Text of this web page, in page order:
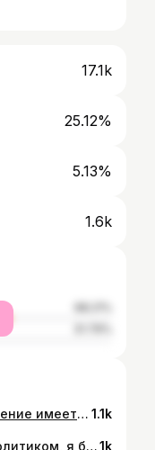
17.1k
25.12%
5.13%
1.6k
А теперь о серьезном… 📄Значение имеет договор, подписи на нём и дата подписания. Не нравится договор? Не подписывай. Подписал — исполняй. Не исполняешь — ты нарушитель договора, а значит не прав. Всё. Дальше только Сила. Победил — переписал договор. Не победил — значит агрессор и всё такое... И больше ничего. 💭 #мысливслух 1.1k
Если бы кто-то назвал меня политиком, я бы подумал, что он пытается немножко оскорбить меня. Тем более, что у меня уже был выборный опыт по 6-му округу. Я уступил 30 голосов ближайшему оппоненту и решил, что такие люди как я, с моими качествами и ценностями там не нужны. И вот спустя 10 лет на горизонте появилась партия, для которой люди важнее, чем новые кроссовки. Где запрещают давать обещания, которые не можешь выполнить. Где полярность мнений не недостаток, а набор инструментов и подходов к решению задач. Откликнулось. И я задумался, может быть я не правильно понимаю портрет политика? Поступило адекватное предложение, и я решил заново погрузиться в политическую жизнь страны. Я прекрасно понимаю, что нельзя объять необъятное, но один человек точно сможет сосредоточиться на 1-2 узкопрофильных проблемах и их решить. Шаг за шагом. Даже если на это придётся положить жизнь. В минувшие выходные состоялся уже 3-й съезд партии, на котором определили кандидатов на выборы. Наш список на думу возглавил лидер партии Алексей Нечаев и народный мэр Сардана Авксентьева. Каковы итоги Сьезда? 239 кандидатов в федеральном списке 215 кандидатов из одномандатных округов 2 кандидата в губернаторы идём более чем в 30 заксобраний 6 городских советов Среди моих коллег много интересных людей. Это не значит, что мы единомышленники во всех вопросах, но в этом и есть основное отличие «Новых людей» от всех партий. Я представляю 77-й одномандатный округ, который входит в состав территориальной группы Брянск, Тула, Калуга.1k